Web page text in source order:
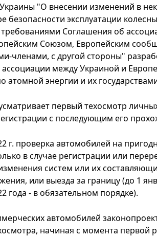
"О внесении изменений в
безопасности эксплуатации
требованиями Соглашения об
Союзом, Европейским
членами, с другой стороны"
между Украиной и
атомной энергии и их
первый техосмотр
с последующим его
г. проверка автомобилей на
в случае регистрации или
систем или их
или выезда за границу (до 1
года - в обязательном порядке).
автомобилей
начиная с момента первой